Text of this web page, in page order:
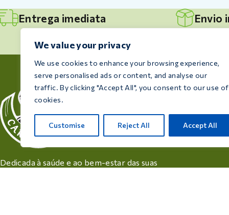
We value your privacy
We use cookies to enhance your browsing experience,
serve personalised ads or content, and analyse our
traffic. By clicking "Accept All", you consent to our use of
cookies.
Customise Reject All Accept All
Entrega imediata Envio
Dedicada à saúde e ao bem-estar das suas